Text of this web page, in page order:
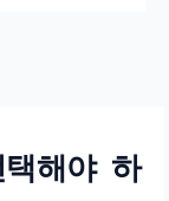
해야 하